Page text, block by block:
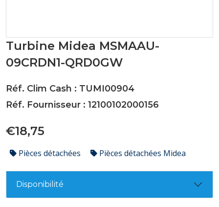
Turbine Midea MSMAAU-
09CRDN1-QRD0GW
Réf. Clim Cash : TUMI00904
Réf. Fournisseur : 12100102000156
€18,75
Pièces détachées Pièces détachées Midea
Disponibilité